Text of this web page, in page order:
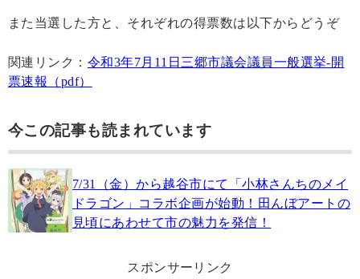
また当選した方と、それぞれの得票数は以下からどうぞ
関連リンク： 令和3年7月11日三郷市議会議員一般選挙-開
票速報（pdf）
今この記事も読まれています
7/31（金）から越谷市にて「小林さんちのメイ
ドラゴン」コラボ企画が始動！田んぼアートの
見頃にあわせて市の魅力を発信！
スポンサーリンク